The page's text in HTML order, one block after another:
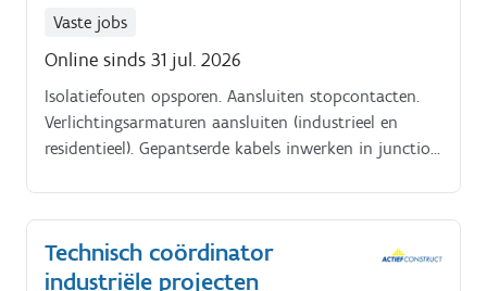
kwaliteitsregels Zorgen voor een vlot draaiende
productie, zodat de targets behaald worden
Vaste jobs
Online sinds 31 jul. 2026
Isolatiefouten opsporen. Aansluiten stopcontacten.
Verlichtingsarmaturen aansluiten (industrieel en
residentieel). Gepantserde kabels inwerken in junction
Technisch coördinator
industriële projecten